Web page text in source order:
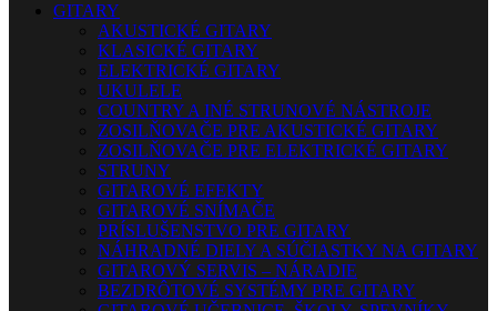
GITARY
AKUSTICKÉ GITARY
KLASICKÉ GITARY
ELEKTRICKÉ GITARY
UKULELE
COUNTRY A INÉ STRUNOVÉ NÁSTROJE
ZOSILŇOVAČE PRE AKUSTICKÉ GITARY
ZOSILŇOVAČE PRE ELEKTRICKÉ GITARY
STRUNY
GITAROVÉ EFEKTY
GITAROVÉ SNÍMAČE
PRÍSLUŠENSTVO PRE GITARY
NÁHRADNÉ DIELY A SÚČIASTKY NA GITARY
GITAROVÝ SERVIS – NÁRADIE
BEZDRÔTOVÉ SYSTÉMY PRE GITARY